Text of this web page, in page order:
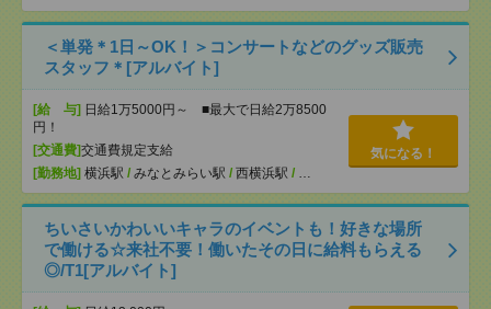
＜単発＊1日～OK！＞コンサートなどのグッズ販売
スタッフ＊[アルバイト]
[給 与] 日給1万5000円～ ■最大で日給2万8500
円！
[交通費]交通費規定支給
[勤務地] 横浜駅 / みなとみらい駅 / 西横浜駅 / …
気になる！
ちいさいかわいいキャラのイベントも！好きな場所
で働ける☆来社不要！働いたその日に給料もらえる
◎/T1[アルバイト]